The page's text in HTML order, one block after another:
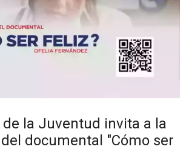
de la Juventud invita a la
documental "Cómo ser